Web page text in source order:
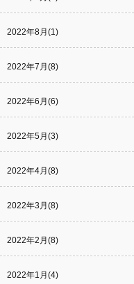
2022年8月(1)
2022年7月(8)
2022年6月(6)
2022年5月(3)
2022年4月(8)
2022年3月(8)
2022年2月(8)
2022年1月(4)